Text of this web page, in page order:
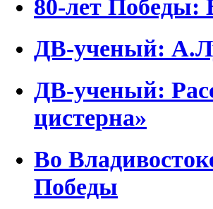
80-лет
ДВ-ученый:
ДВ-ученый:
цистерна»
Во
Победы